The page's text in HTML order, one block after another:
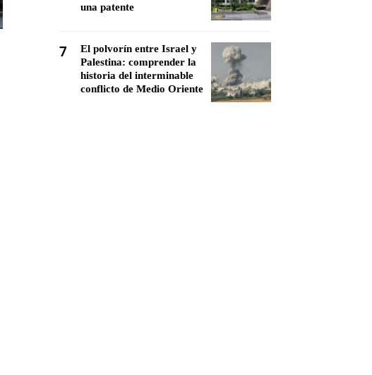
una patente
7
El polvorín entre Israel y
Palestina: comprender la
historia del interminable
conflicto de Medio Oriente